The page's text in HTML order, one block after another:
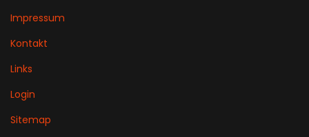
Impressum
Kontakt
Links
Login
Sitemap